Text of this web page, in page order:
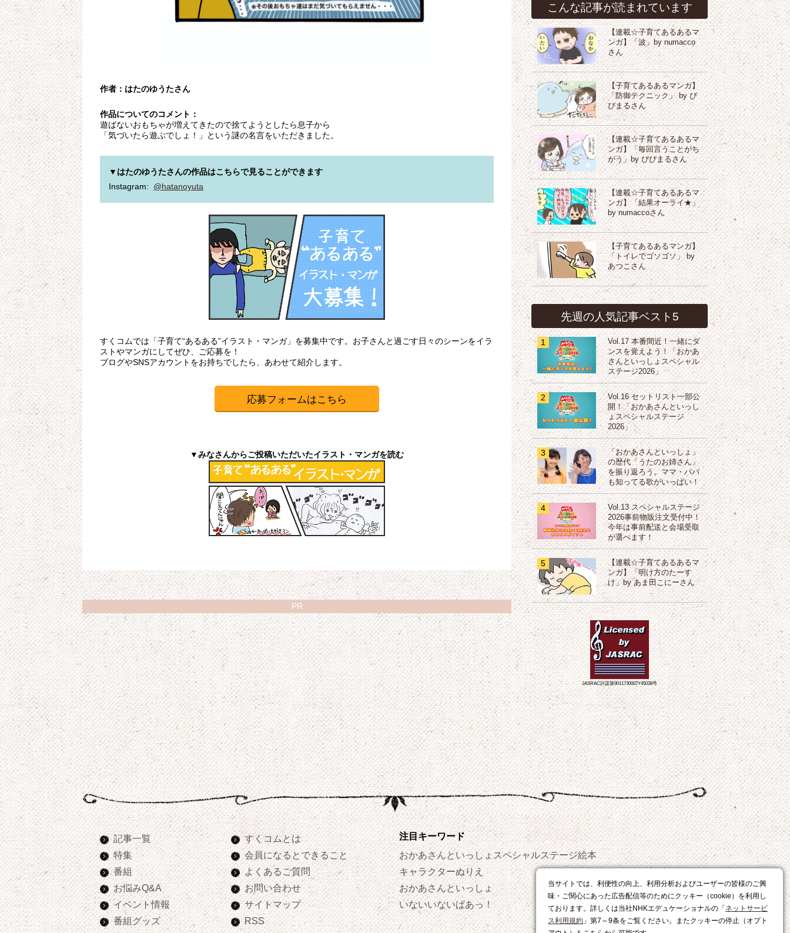
当サイトでは、利便性の向上、利用分析およびユーザーの皆様のご興
味・ご関心にあった広告配信等のためにクッキー（cookie）を利用し
ております。詳しくは当社NHKエデュケーショナルの「 ネットサービ
ス利用規約 」第7～9条をご覧ください。またクッキーの停止（オプト
作者：はたのゆうたさん
作品についてのコメント：
遊ばないおもちゃが増えてきたので捨てようとしたら息子から
「気づいたら遊ぶでしょ！」という謎の名言をいただきました。
▼はたのゆうたさんの作品はこちらで見ることができます
Instagram: @hatanoyuta
すくコムでは「子育て“あるある”イラスト・マンガ」を募集中です。お子さんと過ごす日々のシーンをイラ
ストやマンガにしてぜひ、ご応募を！
ブログやSNSアカウントをお持ちでしたら、あわせて紹介します。
応募フォームはこちら
▼みなさんからご投稿いただいたイラスト・マンガを読む
こんな記事が読まれています
【連載☆子育てあるあるマ
ンガ】「波」by numacco
さん
【子育てあるあるマンガ】
「防御テクニック」 by ぴ
ぴまるさん
【連載☆子育てあるあるマ
ンガ】「毎回言うことがち
がう」by ぴぴまるさん
【連載☆子育てあるあるマ
ンガ】「結果オーライ★」
by numaccoさん
【子育てあるあるマンガ】
「トイレでゴソゴソ」 by
あつこさん
先週の人気記事ベスト5
1
Vol.17 本番間近！一緒にダ
ンスを覚えよう！「おかあ
さんといっしょスペシャル
ステージ2026」
2
Vol.16 セットリスト一部公
開！「おかあさんといっし
ょスペシャルステージ
2026」
3
「おかあさんといっしょ」
の歴代「うたのお姉さん」
を振り返ろう。ママ・パパ
も知ってる歌がいっぱい！
4
Vol.13 スペシャルステージ
2026事前物販注文受付中！
今年は事前配送と会場受取
が選べます！
5
【連載☆子育てあるあるマ
ンガ】「明け方のたーす
け」by あま田こにーさん
JASRAC許諾第9011730007Y45038号
PR
記事一覧
特集
番組
お悩みQ&A
イベント情報
番組グッズ
すくコムとは
会員になるとできること
よくあるご質問
お問い合わせ
サイトマップ
RSS
注目キーワード
おかあさんといっしょスペシャルステージ
キャラクターぬりえ
おかあさんといっしょ
いないいないばあっ！
絵本
おやつ
レシピ